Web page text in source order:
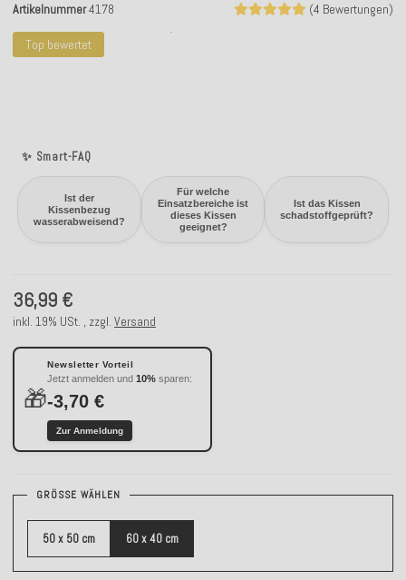
Top bewertet
✨ Smart-FAQ
Ist der
Kissenbezug
wasserabweisend?
Für welche
Einsatzbereiche ist
dieses Kissen
geeignet?
Ist das Kissen
schadstoffgeprüft?
(4 Bewertungen)
Artikelnummer4178
36,99 €
inkl. 19% USt. , zzgl. Versand
🎁
Newsletter Vorteil
Jetzt anmelden und 10% sparen:
-3,70 €
Zur Anmeldung
GRÖSSE WÄHLEN
50 x 50 cm 60 x 40 cm